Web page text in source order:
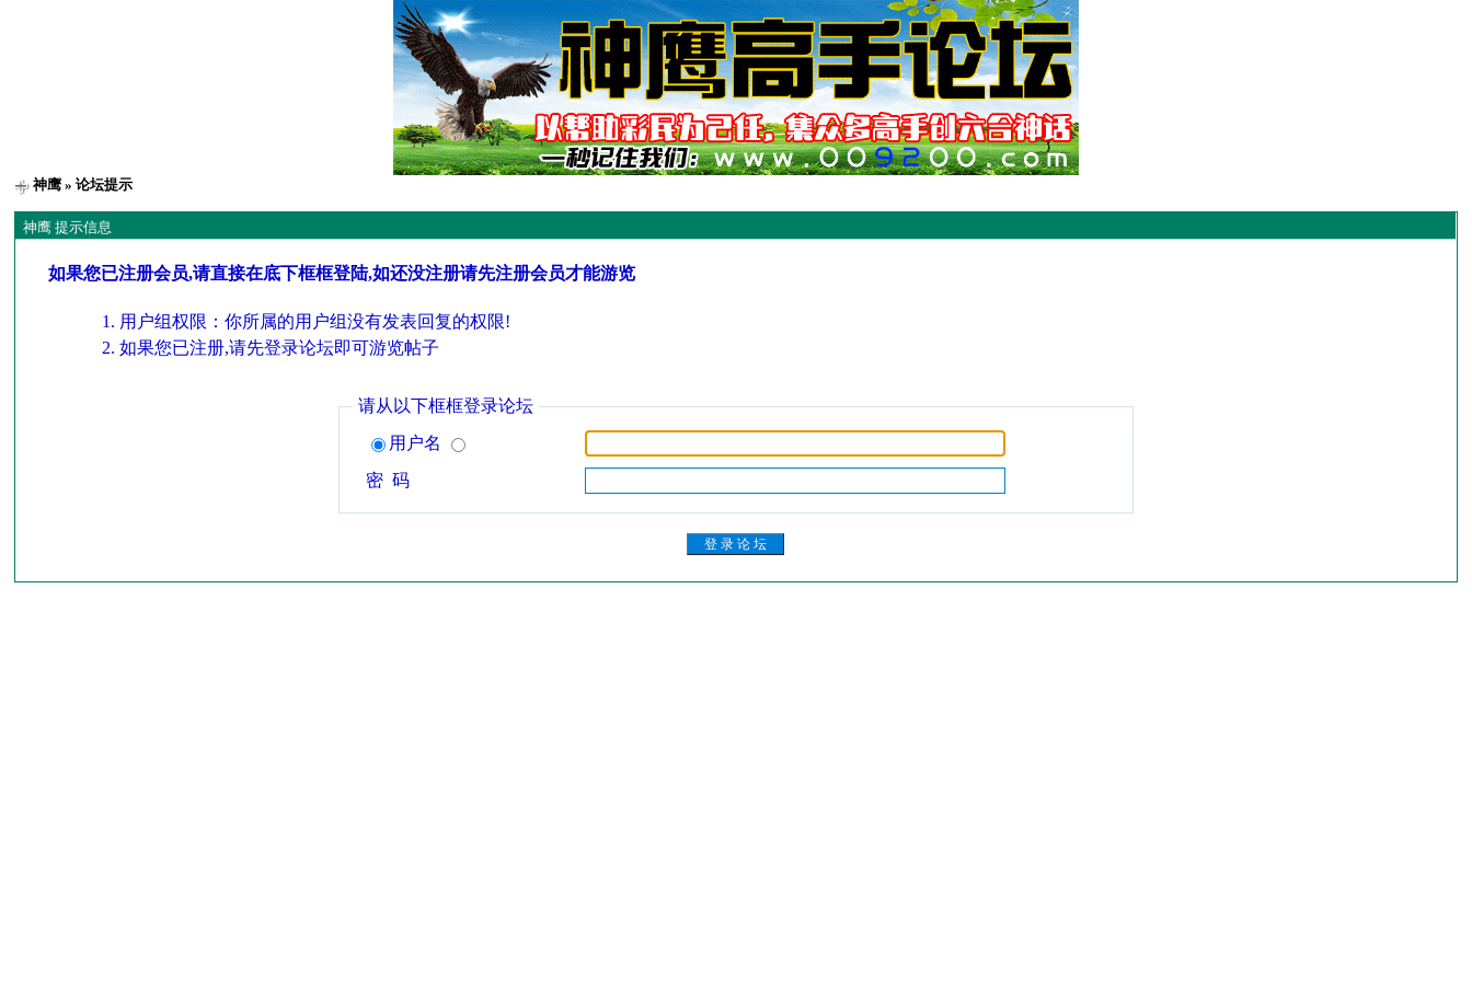
神鹰 » 论坛提示
神鹰 提示信息
如果您已注册会员,请直接在底下框框登陆,如还没注册请先注册会员才能游览
用户组权限：你所属的用户组没有发表回复的权限!
如果您已注册,请先登录论坛即可游览帖子
请从以下框框登录论坛
用户名
密 码